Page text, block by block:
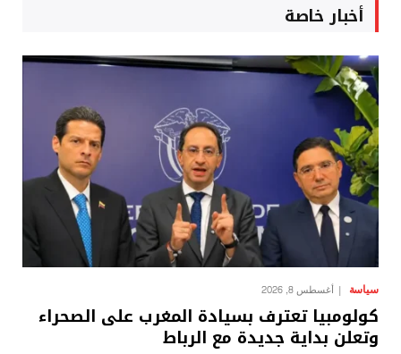
أخبار خاصة
سياسة أغسطس 8, 2026
كولومبيا تعترف بسيادة المغرب على الصحراء
وتعلن بداية جديدة مع الرباط